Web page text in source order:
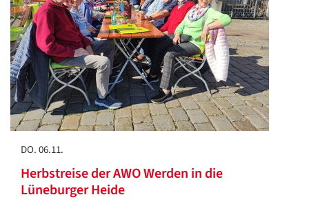
DO. 06.11.
Herbstreise der AWO Werden in die
Lüneburger Heide